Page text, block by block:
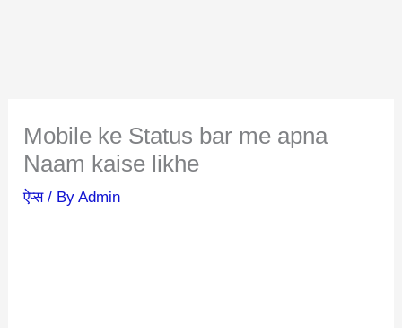
Mobile ke Status bar me apna
Naam kaise likhe
ऐप्स/ ByAdmin